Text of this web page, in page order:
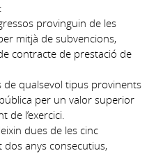
provinguin de les
mitjà de subvencions,
contracte de prestació de
qualsevol tipus provinents
per un valor superior
de l’exercici.
dues de les cinc
anys consecutius,